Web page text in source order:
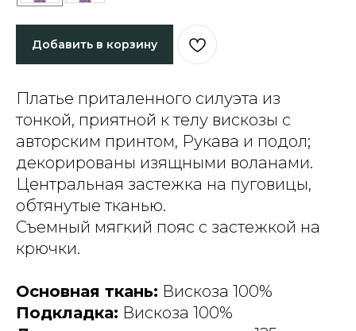
Добавить в корзину
Платье приталенного силуэта из
тонкой, приятной к телу вискозы с
авторским принтом, Рукава и подол;
декорированы изящными воланами.
Центральная застежка на пуговицы,
обтянутые тканью.
Съемный мягкий пояс с застежкой на
крючки.
Основная ткань: Вискоза 100%
Подкладка: Вискоза 100%